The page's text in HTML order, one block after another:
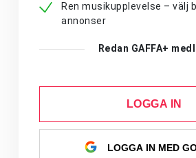
Ren musikupplevelse – välj
annonser
Redan GAFFA+
LOGGA IN
LOGGA IN MED